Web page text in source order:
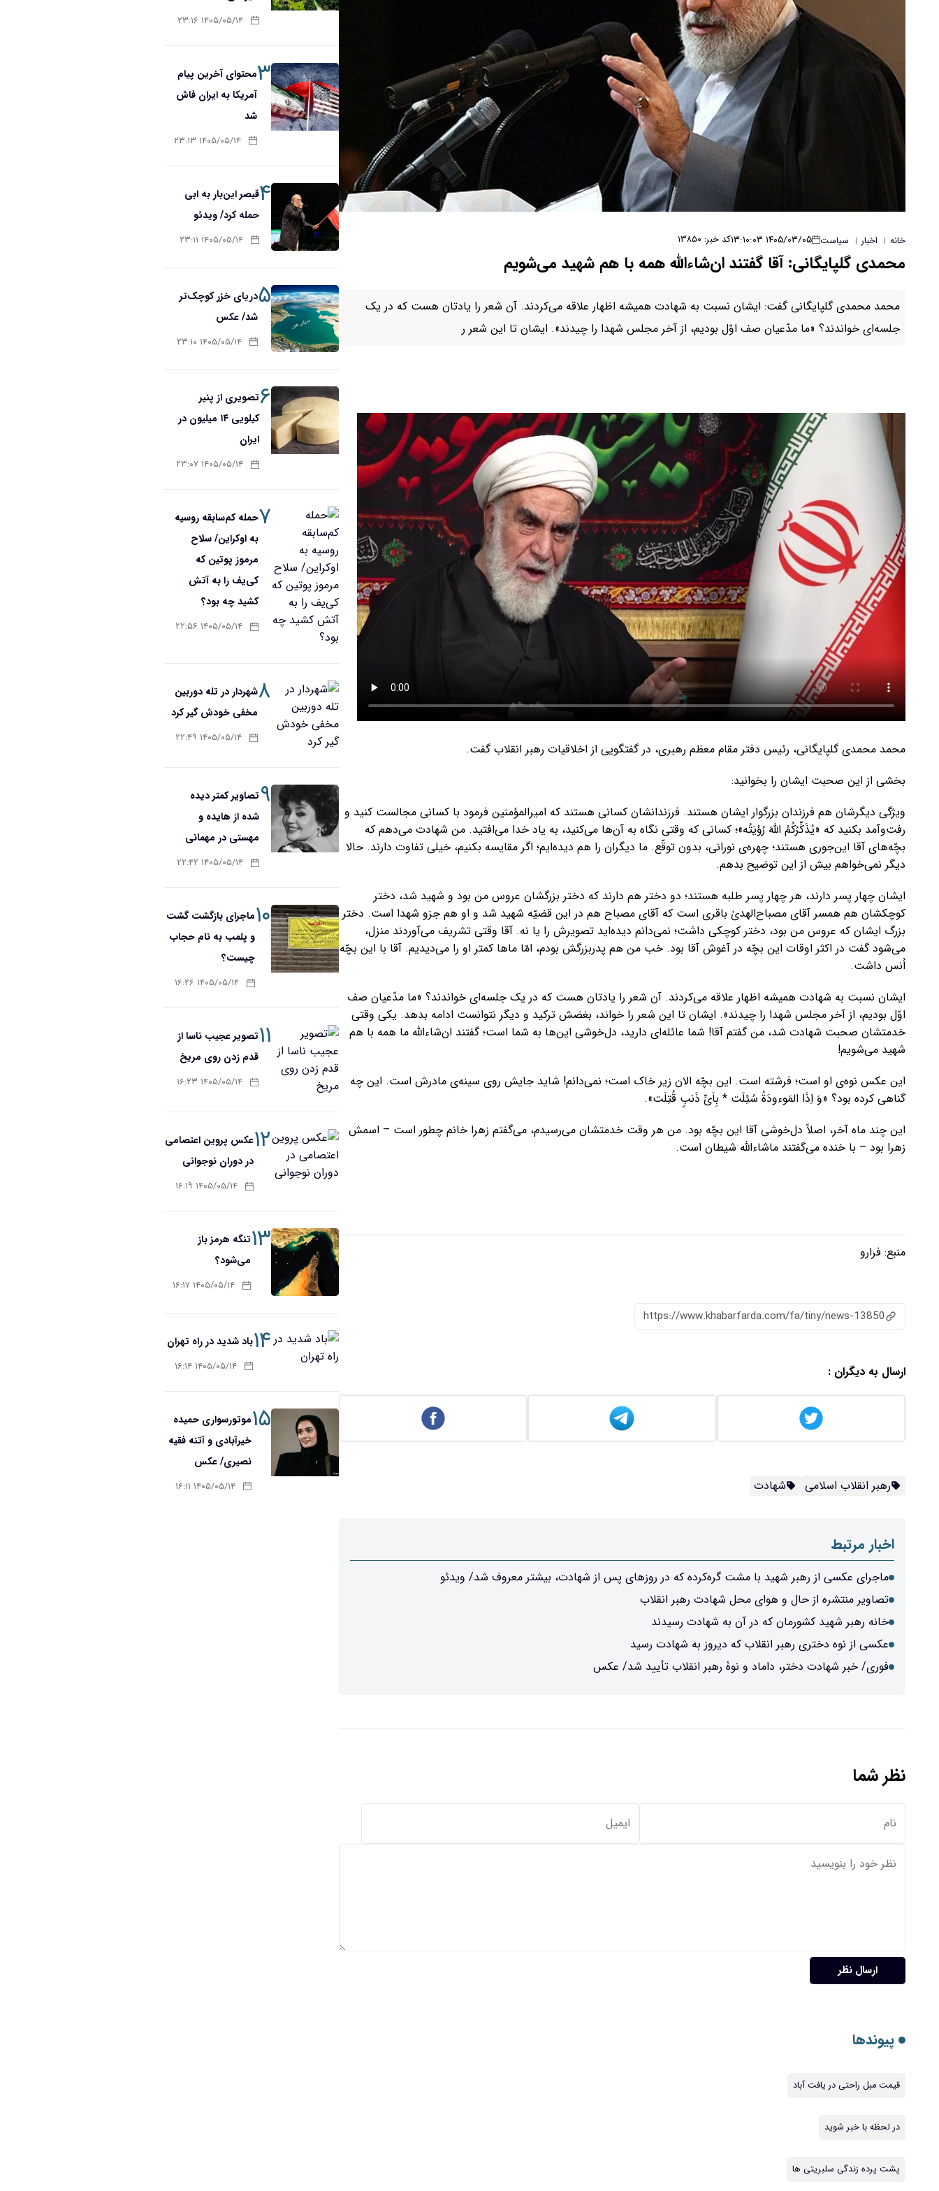
خانه | اخبار | سیاست ۱۴۰۵/۰۳/۰۵ ۱۳:۱۰:۰۳ کد خبر: ۱۳۸۵۰
محمدی گلپایگانی: آقا گفتند ان‌شاءالله همه با هم شهید می‌شویم
محمد محمدی گلپایگانی گفت: ایشان نسبت به شهادت همیشه اظهار علاقه می‌کردند. آن شعر را یادتان هست که در یک
جلسه‌ای خواندند؟ «ما مدّعیان صف اوّل بودیم، از آخر مجلس شهدا را چیدند». ایشان تا این شعر ر
محمد محمدی گلپایگانی، رئیس دفتر مقام معظم رهبری، در گفتگویی از اخلاقیات رهبر انقلاب گفت.
بخشی از این صحبت‌ ایشان را بخوانید:
ویژگی دیگرشان هم فرزندان بزرگوار ایشان هستند. فرزندانشان کسانی هستند که امیرالمؤمنین فرمود با کسانی مجالست کنید و
رفت‌وآمد بکنید که «یُذَکِّرُکُمُ اللهَ رُؤیَتُه»؛ کسانی که وقتی نگاه به آن‌ها می‌کنید، به یاد خدا می‌افتید. من شهادت می‌دهم که
بچّه‌های آقا این‌جوری هستند؛ چهره‌ی نورانی، بدون توقّع. ما دیگران را هم دیده‌ایم؛ اگر مقایسه بکنیم، خیلی تفاوت دارند. حالا
دیگر نمی‌خواهم بیش از این توضیح بدهم.
ایشان چهار پسر دارند، هر چهار پسر طلبه هستند؛ دو دختر هم دارند که دختر بزرگشان عروس من بود و شهید شد، دختر
کوچکشان هم همسر آقای مصباح‌الهدیٰ باقری است که آقای مصباح هم در این قضیّه شهید شد و او هم جزو شهدا است. دختر
بزرگ ایشان که عروس من بود، دختر کوچکی داشت؛ نمی‌دانم دیده‌اید تصویرش را یا نه. آقا وقتی تشریف می‌آوردند منزل،
می‌شود گفت در اکثر اوقات این بچّه در آغوش آقا بود. خب من هم پدربزرگش بودم، امّا ماها کمتر او را می‌دیدیم. آقا با این بچّه
اُنس داشت.
ایشان نسبت به شهادت همیشه اظهار علاقه می‌کردند. آن شعر را یادتان هست که در یک جلسه‌ای خواندند؟ «ما مدّعیان صف
اوّل بودیم، از آخر مجلس شهدا را چیدند». ایشان تا این شعر را خواند، بغضش ترکید و دیگر نتوانست ادامه بدهد. یکی وقتی
خدمتشان صحبت شهادت شد، من گفتم آقا! شما عائله‌ای دارید، دل‌خوشی این‌ها به شما است؛ گفتند ان‌شاءالله ما همه با هم
شهید می‌شویم!
این عکس نوه‌ی او است؛ فرشته است. این بچّه الان زیر خاک است؛ نمی‌دانم! شاید جایش روی سینه‌ی مادرش است. این چه
گناهی کرده بود؟ «وَ اِذَا المَوءودَةُ سُئِلَت * بِاَیِّ ذَنبٍ قُتِلَت».
این چند ماه آخر، اصلاً دل‌خوشی آقا این بچّه بود. من هر وقت خدمتشان می‌رسیدم، می‌گفتم زهرا خانم چطور است – اسمش
زهرا بود – با خنده می‌گفتند ماشاءالله شیطان است.
منبع: فرارو
https://www.khabarfarda.com/fa/tiny/news-13850
ارسال به دیگران :
رهبر انقلاب اسلامی شهادت
اخبار مرتبط
ماجرای عکسی از رهبر شهید با مشت گره‌کرده که در روزهای پس از شهادت، بیشتر معروف شد/ ویدئو
تصاویر منتشره از حال و هوای محل شهادت رهبر انقلاب
خانه رهبر شهید کشورمان که در آن به شهادت رسیدند
عکسی از نوه دختری رهبر انقلاب که دیروز به شهادت رسید
فوری/ خبر شهادت دختر، داماد و نوۀ رهبر انقلاب تأیید شد/ عکس
نظر شما
ارسال نظر
۱۴۰۵/۰۵/۱۴ ۲۳:۱۶
۳محتوای آخرین پیام
آمریکا به ایران فاش
شد
۱۴۰۵/۰۵/۱۴ ۲۳:۱۳
۴قیصر این‌بار به ابی
حمله کرد/ ویدئو
۱۴۰۵/۰۵/۱۴ ۲۳:۱۱
۵دریای خزر کوچک‌تر
شد/ عکس
۱۴۰۵/۰۵/۱۴ ۲۳:۱۰
۶تصویری از پنیر
کیلویی ۱۴ میلیون در
ایران
۱۴۰۵/۰۵/۱۴ ۲۳:۰۷
۷حمله کم‌سابقه روسیه
به اوکراین/ سلاح
مرموز پوتین که
کی‌یف را به آتش
کشید چه بود؟
۱۴۰۵/۰۵/۱۴ ۲۲:۵۶
۸شهردار در تله دوربین
مخفی خودش گیر کرد
۱۴۰۵/۰۵/۱۴ ۲۲:۴۹
۹تصاویر کمتر دیده
شده از هایده و
مهستی در مهمانی
۱۴۰۵/۰۵/۱۴ ۲۲:۴۲
۱۰ماجرای بازگشت گشت
و پلمب به نام حجاب
چیست؟
۱۴۰۵/۰۵/۱۴ ۱۶:۲۶
۱۱تصویر عجیب ناسا از
قدم زدن روی مریخ
۱۴۰۵/۰۵/۱۴ ۱۶:۲۳
۱۲عکس پروین اعتصامی
در دوران نوجوانی
۱۴۰۵/۰۵/۱۴ ۱۶:۱۹
۱۳تنگه هرمز باز
می‌شود؟
۱۴۰۵/۰۵/۱۴ ۱۶:۱۷
۱۴باد شدید در راه تهران
۱۴۰۵/۰۵/۱۴ ۱۶:۱۴
۱۵موتورسواری حمیده
خیرآبادی و آتنه فقیه
نصیری/ عکس
۱۴۰۵/۰۵/۱۴ ۱۶:۱۱
پیوندها
قیمت مبل راحتی در یافت آباد
در لحظه با خبر شوید
پشت پرده زندگی سلبریتی ها